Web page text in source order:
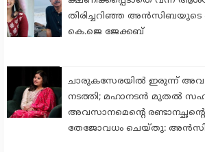
തിരിച്ചറിഞ്ഞ അന്‍സിബയുടെ
കെ.ജെ ജേക്കബ്
ചാരുകസേരയില്‍ ഇരുന്ന്
നടത്തി; മഹാനടന്‍ മുതല്‍
അവസാനമെന്റെ
തേജോവധം ചെയ്തു: